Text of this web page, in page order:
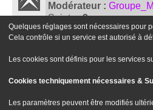
Modérateur :
Sujets :3
Quelques réglages sont nécessaires pour
Cela contrôle si un service est autorisé à
Les cookies sont définis pour les services
Cookies techniquement nécessaires &
Les paramètres peuvent être modifiés